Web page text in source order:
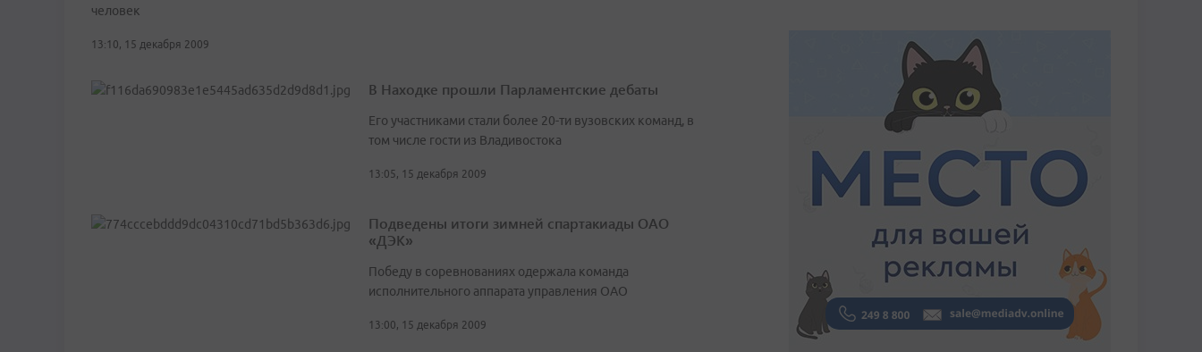
человек
13:10, 15 декабря 2009
В Находке прошли Парламентские дебаты
Его участниками стали более 20-ти вузовских команд, в
том числе гости из Владивостока
13:05, 15 декабря 2009
Подведены итоги зимней спартакиады ОАО
«ДЭК»
Победу в соревнованиях одержала команда
исполнительного аппарата управления ОАО
13:00, 15 декабря 2009